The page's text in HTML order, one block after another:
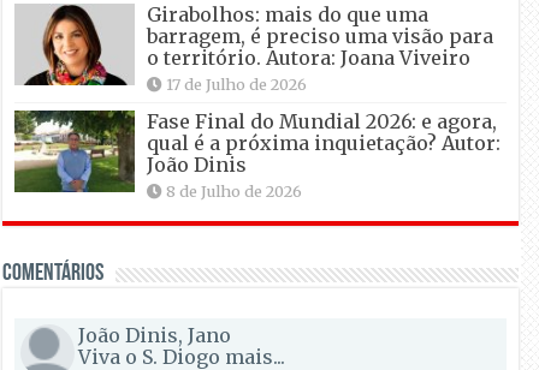
Girabolhos: mais do que uma
barragem, é preciso uma visão para
o território. Autora: Joana Viveiro
17 de Julho de 2026
Fase Final do Mundial 2026: e agora,
qual é a próxima inquietação? Autor:
João Dinis
8 de Julho de 2026
Comentários
João Dinis, Jano
Viva o S. Diogo mais...